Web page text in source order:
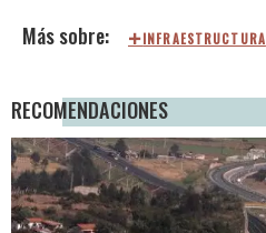
INFRAESTRUCTURA
RECOMENDACIONES